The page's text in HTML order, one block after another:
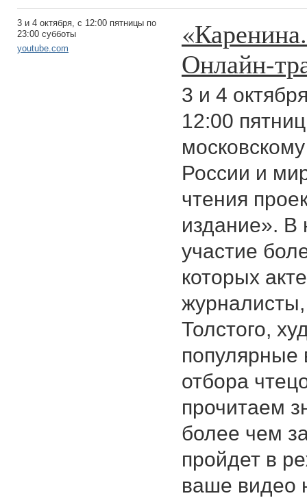
3 и 4 октября, c 12:00 пятницы по
23:00 субботы
youtube.com
Онлайн-
3 и 4
12:00
России и
чтения
издание».
участие
которых
Толстого,
популярные
отбора
прочитаем
более чем
пройдет в
ваше видео